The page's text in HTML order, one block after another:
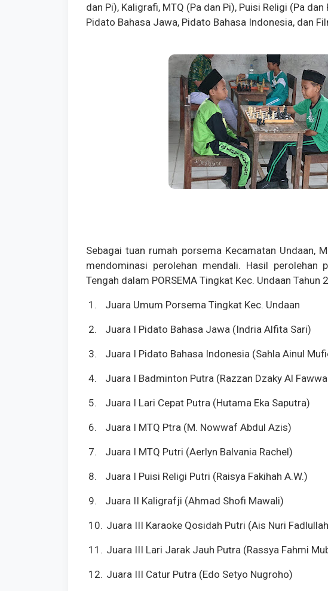
dan Pi), Kaligrafi, MTQ (Pa dan Pi), Puisi Religi (Pa
Pidato Bahasa Jawa, Pidato Bahasa Indonesia, dan
Sebagai tuan rumah porsema Kecamatan Undaan,
mendominasi perolehan mendali. Hasil perolehan
Tengah dalam PORSEMA Tingkat Kec. Undaan Tahun
1. Juara Umum Porsema Tingkat Kec. Undaan
2. Juara I Pidato Bahasa Jawa (Indria Alfita Sari)
3. Juara I Pidato Bahasa Indonesia (Sahla Ainul
4. Juara I Badminton Putra (Razzan Dzaky Al
5. Juara I Lari Cepat Putra (Hutama Eka Saputra)
6. Juara I MTQ Ptra (M. Nowwaf Abdul Azis)
7. Juara I MTQ Putri (Aerlyn Balvania Rachel)
8. Juara I Puisi Religi Putri (Raisya Fakihah A.W.)
9. Juara II Kaligrafji (Ahmad Shofi Mawali)
10. Juara III Karaoke Qosidah Putri (Ais Nuri
11. Juara III Lari Jarak Jauh Putra (Rassya Fahmi
12. Juara III Catur Putra (Edo Setyo Nugroho)